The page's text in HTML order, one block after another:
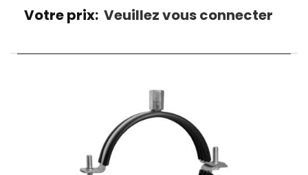
Votre prix: Veuillez vous connecter